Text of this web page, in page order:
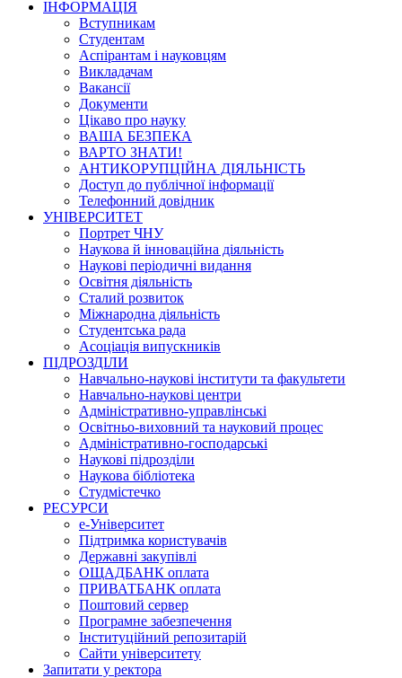
ІНФОРМАЦІЯ
Вступникам
Студентам
Аспірантам і науковцям
Викладачам
Вакансії
Документи
Цікаво про науку
ВАША БЕЗПЕКА
ВАРТО ЗНАТИ!
АНТИКОРУПЦІЙНА ДІЯЛЬНІСТЬ
Доступ до публічної інформації
Телефонний довідник
УНІВЕРСИТЕТ
Портрет ЧНУ
Наукова й інноваційна діяльність
Наукові періодичні видання
Освітня діяльність
Сталий розвиток
Міжнародна діяльність
Студентська рада
Асоціація випускників
ПІДРОЗДІЛИ
Навчально-наукові інститути та факультети
Навчально-наукові центри
Адміністративно-управлінські
Освітньо-виховний та науковий процес
Адміністративно-господарські
Наукові підрозділи
Наукова бібліотека
Студмістечко
РЕСУРСИ
е-Університет
Підтримка користувачів
Державні закупівлі
ОЩАДБАНК оплата
ПРИВАТБАНК оплата
Поштовий сервер
Програмне забезпечення
Інституційний репозитарій
Сайти університету
Запитати у ректора